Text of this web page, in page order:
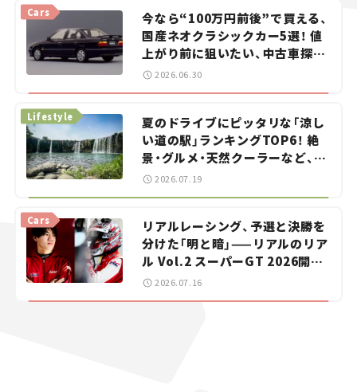
今なら“100万円前後”で買える、
国産ネオクラシックカー5選！ 値
上がり前に狙いたい、中古車探し
をお手伝い――ちょっとイケてるマ
イカー選び #02
Cars
2026.06.30
夏のドライブにピッタリな「涼し
い道の駅」ランキングTOP6！ 絶
景・グルメ・天然クーラーなど、避
暑におすすめのスポットを紹介
Lifestyle
2026.07.19
リアルレーシング、予選と決勝を
分けた「明と暗」——リアルのリア
ル Vol.2 スーパーGT 2026開幕
戦 岡山国際サーキット
Cars
2026.07.16